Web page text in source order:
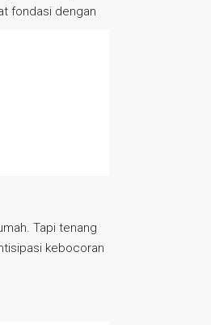
fondasi dengan
Tapi tenang
kebocoran